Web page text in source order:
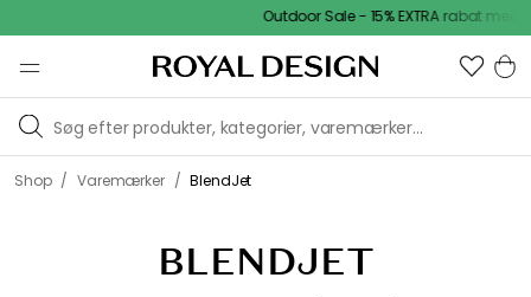
Outdoor Sale - 15% EXTRA rabat med
Shop / Varemærker / BlendJet
BLENDJET